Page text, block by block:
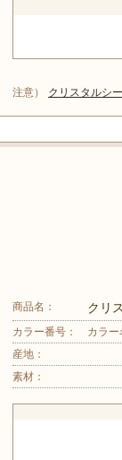
注意） クリスタルシ
商品名： クリ
カラー番号：
カラー
産地：
素材：